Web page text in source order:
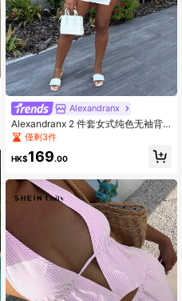
Alexandranx
Alexandranx 2 件套女式纯色无袖背
心和迷你裙套装，简约时尚，适合夏
季
僅剩3件
HK$169.00